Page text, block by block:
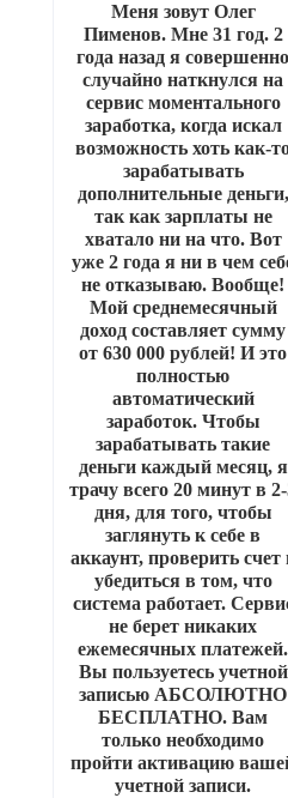
Меня зовут Олег
Пименов. Мне 31 год. 2
года назад я
случайно наткнулся на
сервис моментального
заработка, когда искал
возможность хоть как-
зарабатывать
дополнительные деньги,
так как зарплаты не
хватало ни на что. Вот
уже 2 года я ни в чем
не отказываю. Вообще!
Мой среднемесячный
доход составляет сумму
от 630 000 рублей! И это
полностью
автоматический
заработок. Чтобы
зарабатывать такие
деньги каждый месяц, я
трачу всего 20 минут в
дня, для того, чтобы
заглянуть к себе в
аккаунт, проверить счет
убедиться в том, что
система работает.
не берет никаких
ежемесячных платежей.
Вы пользуетесь учетной
записью АБСОЛЮТНО
БЕСПЛАТНО. Вам
только необходимо
пройти активацию
учетной записи.